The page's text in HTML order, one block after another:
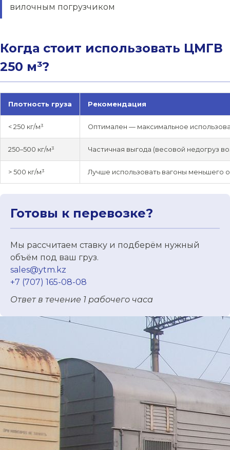
вилочным погрузчиком
Когда стоит использовать ЦМГВ
250 м³?
Плотность груза Рекомендация
< 250 кг/м³ Оптимален — максимальное
250–500 кг/м³ Частичная выгода (весовой недогруз
> 500 кг/м³ Лучше использовать вагоны меньшего
Готовы к перевозке?
Мы рассчитаем ставку и подберём нужный
объём под ваш груз.
sales@ytm.kz
+7 (707) 165-08-08
Ответ в течение 1 рабочего часа